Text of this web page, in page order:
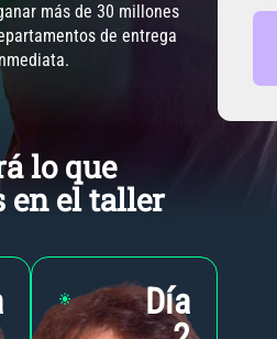
más de 30 millones
de entrega
lo que
en el taller
Día